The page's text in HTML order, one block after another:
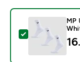
Pasirinkti šį
MP